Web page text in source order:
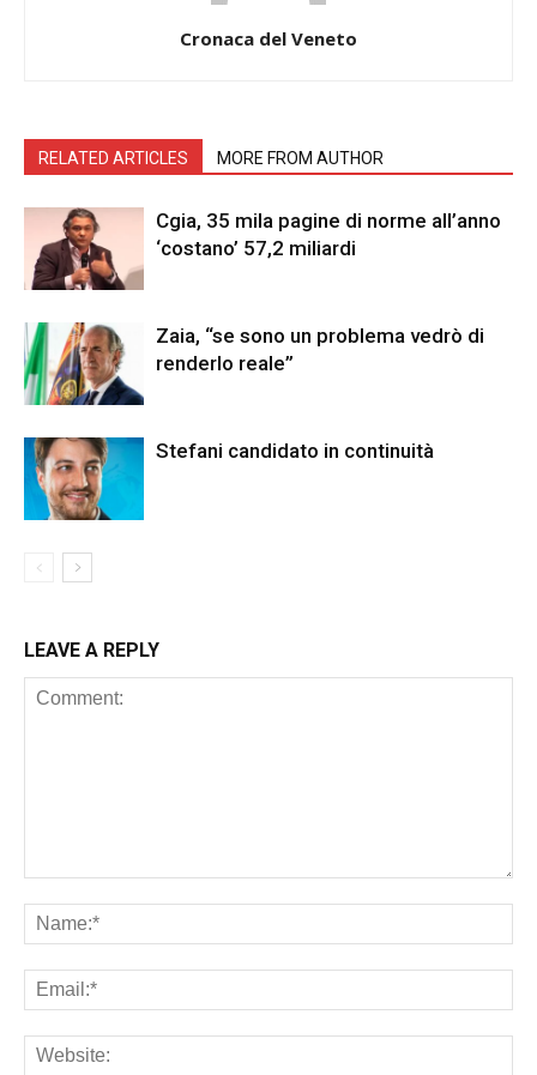
Cronaca del Veneto
RELATED ARTICLES MORE FROM AUTHOR
Cgia, 35 mila pagine di norme all’anno
‘costano’ 57,2 miliardi
Zaia, “se sono un problema vedrò di
renderlo reale”
Stefani candidato in continuità
LEAVE A REPLY